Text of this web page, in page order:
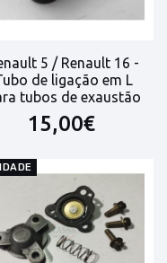
5 / Renault 16 -
de ligação em L
tubos de exaustão
15,00€